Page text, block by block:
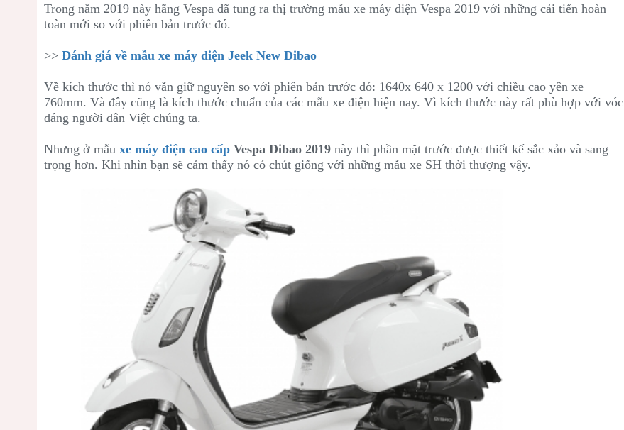
Trong năm 2019 này hãng Vespa đã tung ra thị trường mẫu xe máy điện Vespa 2019 với những cải tiến hoàn
toàn mới so với phiên bản trước đó.
>> Đánh giá về mẫu xe máy điện Jeek New Dibao
Về kích thước thì nó vẫn giữ nguyên so với phiên bản trước đó: 1640x 640 x 1200 với chiều cao yên xe
760mm. Và đây cũng là kích thước chuẩn của các mẫu xe điện hiện nay. Vì kích thước này rất phù hợp với vóc
dáng người dân Việt chúng ta.
Nhưng ở mẫu xe máy điện cao cấp Vespa Dibao 2019 này thì phần mặt trước được thiết kế sắc xảo và sang
trọng hơn. Khi nhìn bạn sẽ cảm thấy nó có chút giống với những mẫu xe SH thời thượng vậy.